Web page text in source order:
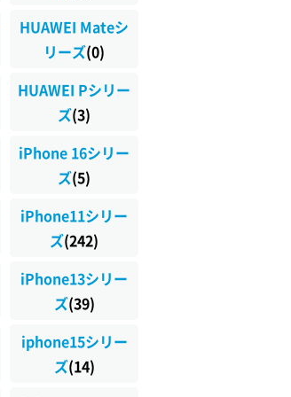
HUAWEI Mateシ
リーズ(0)
HUAWEI Pシリー
ズ(3)
iPhone 16シリー
ズ(5)
iPhone11シリー
ズ(242)
iPhone13シリー
ズ(39)
iphone15シリー
ズ(14)